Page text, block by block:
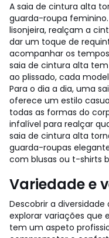
A saia de cintura alta
guarda-roupa
lisonjeira, realçam a
dar um toque de
acompanhar os
saia de cintura alta
ao plissado, cada
Para o dia a dia, uma
oferece um estilo
todas as formas do
infalível para realçar
saia de cintura alta
guarda-roupas
com blusas ou t-shirts
Variedade e
Descobrir a
explorar variações que
tem um aspeto